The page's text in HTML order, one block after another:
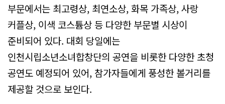
부문에서는 최고령상, 최연소상, 화목 가족상, 사랑
커플상, 이색 코스튬상 등 다양한 부문별 시상이
준비되어 있다. 대회 당일에는
인천시립소년소녀합창단의 공연을 비롯한 다양한 초청
공연도 예정되어 있어, 참가자들에게 풍성한 볼거리를
제공할 것으로 보인다.